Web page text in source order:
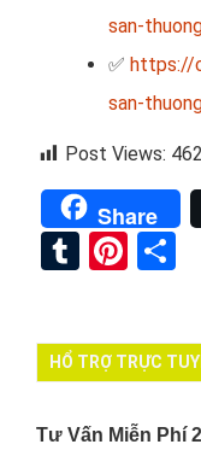
san-
✅ https://
san-
Post Views: 462
Share
Tumblr
HỔ TRỢ TRỰC
Tư Vấn Miễn Phí